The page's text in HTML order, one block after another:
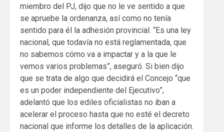
miembro del PJ, dijo que no le ve sentido a que
se apruebe la ordenanza, así como no tenía
sentido para él la adhesión provincial. “Es una ley
nacional, que todavía no está reglamentada, que
no sabemos cómo va a impactar y a la que le
vemos varios problemas”, aseguró. Si bien dijo
que se trata de algo que decidirá el Concejo “que
es un poder independiente del Ejecutivo”,
adelantó que los ediles oficialistas no iban a
acelerar el proceso hasta que no esté el decreto
nacional que informe los detalles de la aplicación.